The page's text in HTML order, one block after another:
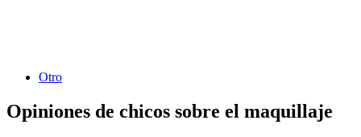
Otro
Opiniones de chicos sobre el maquillaje